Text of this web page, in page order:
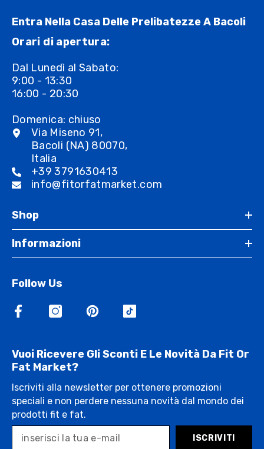
Entra Nella Casa Delle Prelibatezze A Bacoli
Orari di apertura:
Dal Lunedì al Sabato:
9:00 - 13:30
16:00 - 20:30
Domenica: chiuso
Via Miseno 91,
Bacoli (NA) 80070,
Italia
+39 3791630413
info@fitorfatmarket.com
Shop
Informazioni
Follow Us
Vuoi Ricevere Gli Sconti E Le Novità Da Fit Or
Fat Market?
Iscriviti alla newsletter per ottenere promozioni
speciali e non perdere nessuna novità dal mondo dei
prodotti fit e fat.
ISCRIVITI